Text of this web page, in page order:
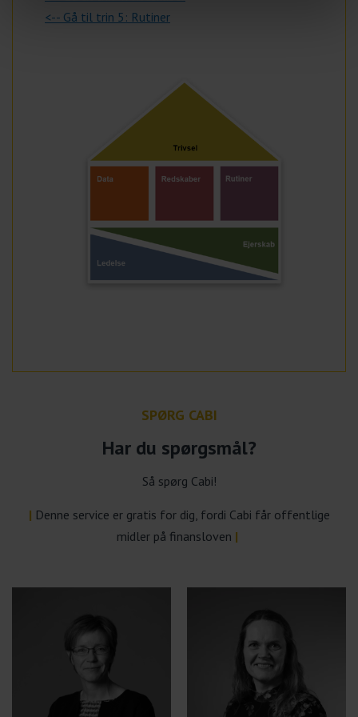
<-- Gå til trin 5: Rutiner
SPØRG CABI
Har du spørgsmål?
Så spørg Cabi!
| Denne service er gratis for dig, fordi Cabi får offentlige
midler på finansloven |